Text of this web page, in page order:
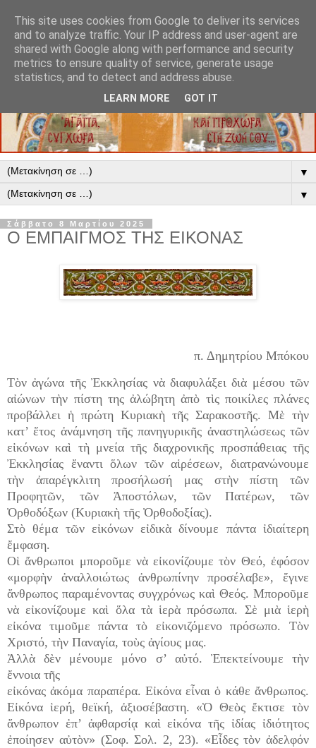
▼
▼
Σάββατο 8 Μαρτίου 2025
Ο ΕΜΠΑΙΓΜΟΣ ΤΗΣ ΕΙΚΟΝΑΣ
π. Δημητρίου Μπόκου
Τὸν ἀγώνα τῆς Ἐκκλησίας νὰ διαφυλάξει διὰ μέσου τῶν
αἰώνων τὴν πίστη της ἀλώβητη ἀπὸ τὶς ποικίλες πλάνες
προβάλλει ἡ πρώτη Κυριακὴ τῆς Σαρακοστῆς. Μὲ τὴν
κατ’ ἔτος ἀνάμνηση τῆς πανηγυρικῆς ἀναστηλώσεως τῶν
εἰκόνων καὶ τὴ μνεία τῆς διαχρονικῆς προσπάθειας τῆς
Ἐκκλησίας ἔναντι ὅλων τῶν αἱρέσεων, διατρανώνουμε
τὴν ἀπαρέγκλιτη προσήλωσή μας στὴν πίστη τῶν
Προφητῶν, τῶν Ἀποστόλων, τῶν Πατέρων, τῶν
Ὀρθοδόξων (Κυριακὴ τῆς Ὀρθοδοξίας).
Στὸ θέμα τῶν εἰκόνων εἰδικὰ δίνουμε πάντα ἰδιαίτερη
ἔμφαση.
Οἱ ἄνθρωποι μποροῦμε νὰ εἰκονίζουμε τὸν Θεό, ἐφόσον
«μορφὴν ἀναλλοιώτως ἀνθρωπίνην προσέλαβε», ἔγινε
ἄνθρωπος παραμένοντας συγχρόνως καὶ Θεός. Μποροῦμε
νὰ εἰκονίζουμε καὶ ὅλα τὰ ἱερὰ πρόσωπα. Σὲ μιὰ ἱερὴ
εἰκόνα τιμοῦμε πάντα τὸ εἰκονιζόμενο πρόσωπο. Τὸν
Χριστό, τὴν Παναγία, τοὺς ἁγίους μας.
Ἀλλὰ δὲν μένουμε μόνο σ’ αὐτό. Ἐπεκτείνουμε τὴν
ἔννοια τῆς
εἰκόνας ἀκόμα παραπέρα. Εἰκόνα εἶναι ὁ κάθε ἄνθρωπος.
Εἰκόνα ἱερή, θεϊκή, ἀξιοσέβαστη. «Ὁ Θεὸς ἔκτισε τὸν
ἄνθρωπον ἐπ’ ἀφθαρσίᾳ καὶ εἰκόνα τῆς ἰδίας ἰδιότητος
ἐποίησεν αὐτὸν» (Σοφ. Σολ. 2, 23). «Εἶδες τὸν ἀδελφόν
This site uses cookies from Google to deliver its services
and to analyze traffic. Your IP address and user-agent are
shared with Google along with performance and security
metrics to ensure quality of service, generate usage
statistics, and to detect and address abuse.
LEARN MORE GOT IT